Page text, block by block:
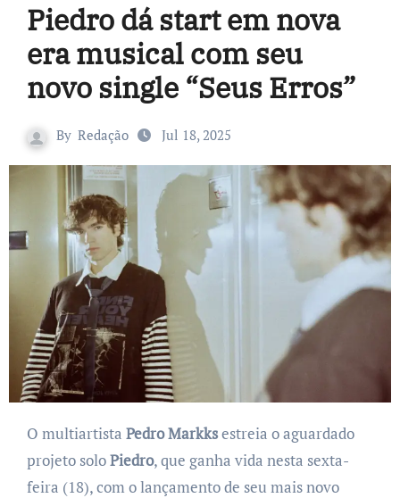
Piedro dá start em nova
era musical com seu
novo single “Seus Erros”
By Redação Jul 18, 2025
O multiartista Pedro Markksestreia o aguardado
projeto soloPiedro, que ganha vida nesta sexta-
feira (18), com o lançamento de seu mais novo